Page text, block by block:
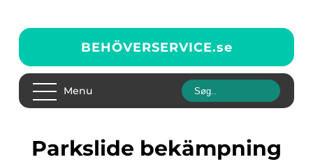
BEHÖVERSERVICE.se
Menu
parkslide bekämpning